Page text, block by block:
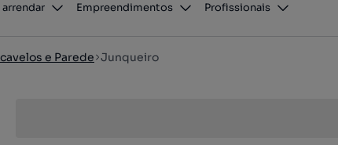
arrendar Empreendimentos Profissionais
e Parede Junqueiro